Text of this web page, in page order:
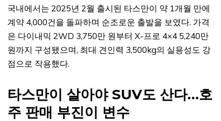
국내에서는 2025년 2월 출시된 타스만이 약 1개월 만에
계약 4,000건을 돌파하며 순조로운 출발을 보였다. 가격
은 다이내믹 2WD 3,750만 원부터 X-프로 4×4 5,240만
원까지 구성됐으며, 최대 견인력 3,500kg의 실용성도 강
점으로 작용했다.
타스만이 살아야 SUV도 산다…호
주 판매 부진이 변수